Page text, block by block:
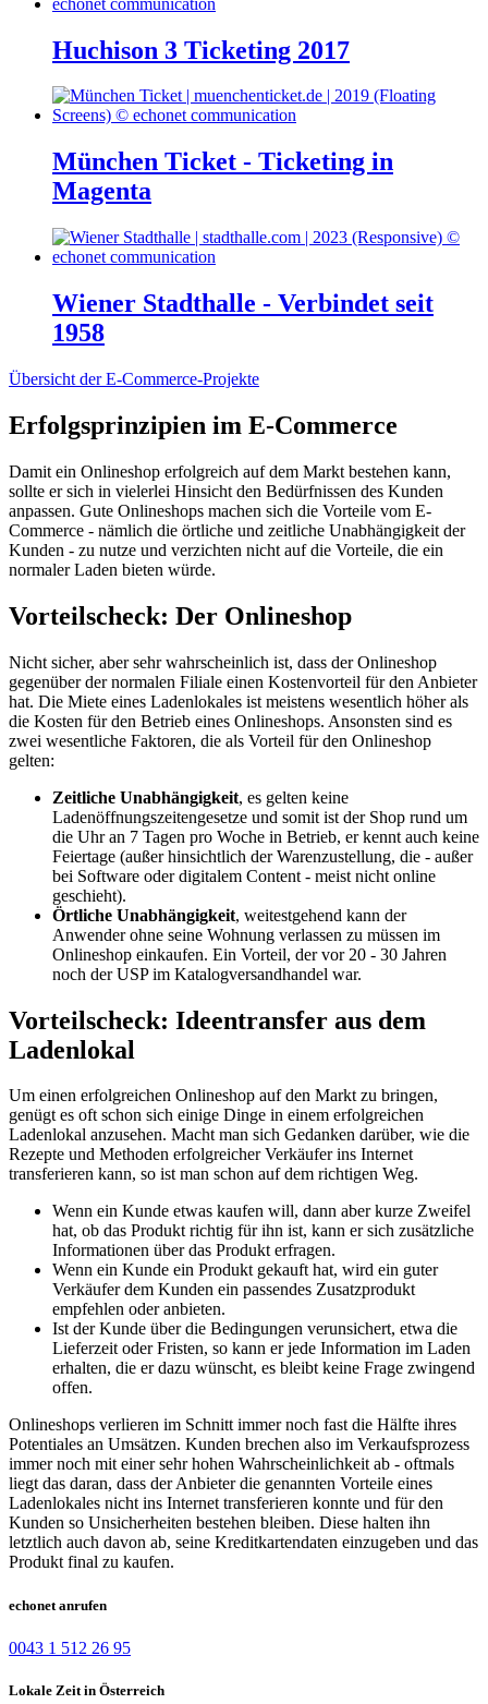
Huchison 3 Ticketing 2017
München Ticket - Ticketing in
Magenta
Wiener Stadthalle - Verbindet seit
1958
Übersicht der E-Commerce-Projekte
Erfolgsprinzipien im E-Commerce
Damit ein Onlineshop erfolgreich auf dem Markt bestehen kann,
sollte er sich in vielerlei Hinsicht den Bedürfnissen des Kunden
anpassen. Gute Onlineshops machen sich die Vorteile vom E-
Commerce - nämlich die örtliche und zeitliche Unabhängigkeit der
Kunden - zu nutze und verzichten nicht auf die Vorteile, die ein
normaler Laden bieten würde.
Vorteilscheck: Der Onlineshop
Nicht sicher, aber sehr wahrscheinlich ist, dass der Onlineshop
gegenüber der normalen Filiale einen Kostenvorteil für den Anbieter
hat. Die Miete eines Ladenlokales ist meistens wesentlich höher als
die Kosten für den Betrieb eines Onlineshops. Ansonsten sind es
zwei wesentliche Faktoren, die als Vorteil für den Onlineshop
gelten:
Zeitliche Unabhängigkeit, es gelten keine
Ladenöffnungszeitengesetze und somit ist der Shop rund um
die Uhr an 7 Tagen pro Woche in Betrieb, er kennt auch keine
Feiertage (außer hinsichtlich der Warenzustellung, die - außer
bei Software oder digitalem Content - meist nicht online
geschieht).
Örtliche Unabhängigkeit, weitestgehend kann der
Anwender ohne seine Wohnung verlassen zu müssen im
Onlineshop einkaufen. Ein Vorteil, der vor 20 - 30 Jahren
noch der USP im Katalogversandhandel war.
Vorteilscheck: Ideentransfer aus dem
Ladenlokal
Um einen erfolgreichen Onlineshop auf den Markt zu bringen,
genügt es oft schon sich einige Dinge in einem erfolgreichen
Ladenlokal anzusehen. Macht man sich Gedanken darüber, wie die
Rezepte und Methoden erfolgreicher Verkäufer ins Internet
transferieren kann, so ist man schon auf dem richtigen Weg.
Wenn ein Kunde etwas kaufen will, dann aber kurze Zweifel
hat, ob das Produkt richtig für ihn ist, kann er sich zusätzliche
Informationen über das Produkt erfragen.
Wenn ein Kunde ein Produkt gekauft hat, wird ein guter
Verkäufer dem Kunden ein passendes Zusatzprodukt
empfehlen oder anbieten.
Ist der Kunde über die Bedingungen verunsichert, etwa die
Lieferzeit oder Fristen, so kann er jede Information im Laden
erhalten, die er dazu wünscht, es bleibt keine Frage zwingend
offen.
Onlineshops verlieren im Schnitt immer noch fast die Hälfte ihres
Potentiales an Umsätzen. Kunden brechen also im Verkaufsprozess
immer noch mit einer sehr hohen Wahrscheinlichkeit ab - oftmals
liegt das daran, dass der Anbieter die genannten Vorteile eines
Ladenlokales nicht ins Internet transferieren konnte und für den
Kunden so Unsicherheiten bestehen bleiben. Diese halten ihn
letztlich auch davon ab, seine Kreditkartendaten einzugeben und das
Produkt final zu kaufen.
echonet anrufen
0043 1 512 26 95
Lokale Zeit in Österreich